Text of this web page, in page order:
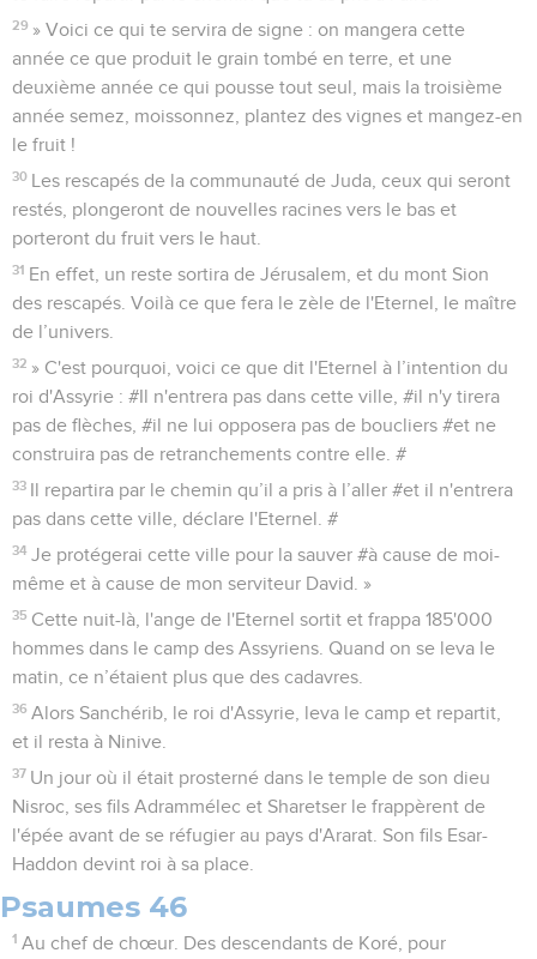
29 » Voici ce qui te servira de signe : on mangera cette
année ce que produit le grain tombé en terre, et une
deuxième année ce qui pousse tout seul, mais la troisième
année semez, moissonnez, plantez des vignes et mangez-en
le fruit !
30 Les rescapés de la communauté de Juda, ceux qui seront
restés, plongeront de nouvelles racines vers le bas et
porteront du fruit vers le haut.
31 En effet, un reste sortira de Jérusalem, et du mont Sion
des rescapés. Voilà ce que fera le zèle de l'Eternel, le maître
de l’univers.
32 » C'est pourquoi, voici ce que dit l'Eternel à l’intention du
roi d'Assyrie : #Il n'entrera pas dans cette ville, #il n'y tirera
pas de flèches, #il ne lui opposera pas de boucliers #et ne
construira pas de retranchements contre elle. #
33 Il repartira par le chemin qu’il a pris à l’aller #et il n'entrera
pas dans cette ville, déclare l'Eternel. #
34 Je protégerai cette ville pour la sauver #à cause de moi-
même et à cause de mon serviteur David. »
35 Cette nuit-là, l'ange de l'Eternel sortit et frappa 185'000
hommes dans le camp des Assyriens. Quand on se leva le
matin, ce n’étaient plus que des cadavres.
36 Alors Sanchérib, le roi d'Assyrie, leva le camp et repartit,
et il resta à Ninive.
37 Un jour où il était prosterné dans le temple de son dieu
Nisroc, ses fils Adrammélec et Sharetser le frappèrent de
l'épée avant de se réfugier au pays d'Ararat. Son fils Esar-
Haddon devint roi à sa place.
Psaumes 46
1 Au chef de chœur. Des descendants de Koré, pour